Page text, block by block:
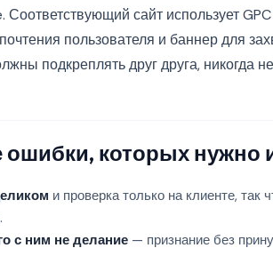
сайт использует
пользователя и баннер для
подкреплять друг друга, никогда
которых нужно
и проверка только на клиенте, так
с ним не делание — признание без